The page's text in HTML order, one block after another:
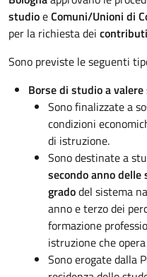
studioeComuni/Unioni di
per la richiesta dei
Sono previste le seguenti
Borse di studio a
Sono finalizzate a
condizioni
di istruzione.
Sono destinate a
secondo anno delle
gradodel sistema
anno e terzo dei
formazione
istruzione che
Sono erogate dalla